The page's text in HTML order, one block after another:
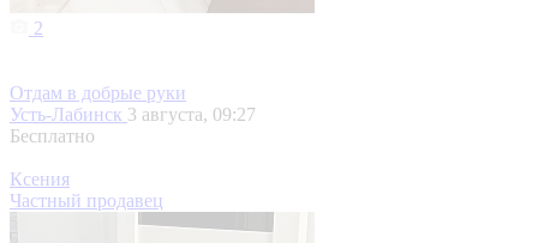
2
Отдам в добрые руки
Усть-Лабинск 3 августа, 09:27
Бесплатно
Ксения
Частный продавец